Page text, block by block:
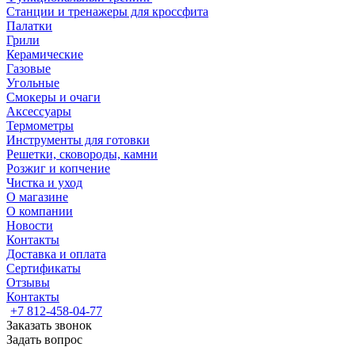
Станции и тренажеры для кроссфита
Палатки
Грили
Керамические
Газовые
Угольные
Смокеры и очаги
Аксессуары
Термометры
Инструменты для готовки
Решетки, сковороды, камни
Розжиг и копчение
Чистка и уход
О магазине
О компании
Новости
Контакты
Доставка и оплата
Сертификаты
Отзывы
Контакты
+7 812-458-04-77
Заказать звонок
Задать вопрос